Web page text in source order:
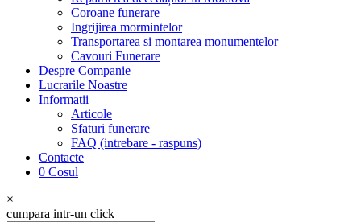
Coroane funerare
Ingrijirea mormintelor
Transportarea si montarea monumentelor
Cavouri Funerare
Despre Companie
Lucrarile Noastre
Informatii
Articole
Sfaturi funerare
FAQ (intrebare - raspuns)
Contacte
0 Cosul
×
cumpara intr-un click